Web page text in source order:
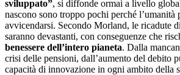
sviluppato”, si diffonde ormai a livello
nascono sono troppo pochi perché l’umanità
avvicendarsi. Secondo Morland, le ricadute
saranno devastanti, con conseguenze che
benessere dell’intero pianeta. Dalla
crisi delle pensioni, dall’aumento del debito
capacità di innovazione in ogni ambito della